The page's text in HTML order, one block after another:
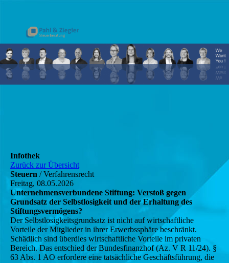
Infothek
Zurück zur Übersicht
Steuern / Verfahrensrecht
Freitag, 08.05.2026
Unternehmensverbundene Stiftung: Verstoß gegen
Grundsatz der Selbstlosigkeit und der Erhaltung des
Stiftungsvermögens?
Der Selbstlosigkeitsgrundsatz ist nicht auf wirtschaftliche
Vorteile der Mitglieder in ihrer Erwerbssphäre beschränkt.
Schädlich sind überdies wirtschaftliche Vorteile im privaten
Bereich. Das entschied der Bundesfinanzhof (Az. V R 11/24). §
63 Abs. 1 AO erfordere eine tatsächliche Geschäftsführung, die